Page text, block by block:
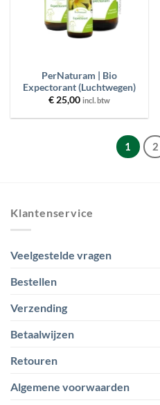
PerNaturam | Bio
Expectorant (Luchtwegen)
€ 25,00 incl. btw
1 2
Klantenservice
Veelgestelde vragen
Bestellen
Verzending
Betaalwijzen
Retouren
Algemene voorwaarden